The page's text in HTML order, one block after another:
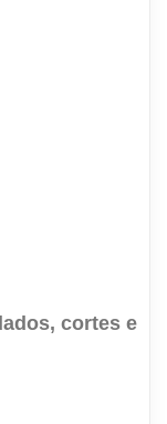
cortes e